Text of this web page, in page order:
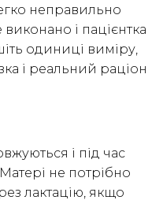
неправильно
і пацієнтка
одиниці виміру,
і реальний раціон
і під час
не потрібно
лактацію, якщо